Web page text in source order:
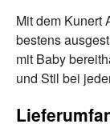
Mit dem Kunert
bestens
mit Baby
und Stil bei